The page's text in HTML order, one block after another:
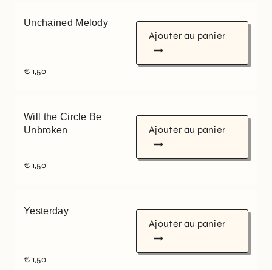
Unchained Melody
€ 1,50
Ajouter au panier
Will the Circle Be
Unbroken
€ 1,50
Ajouter au panier
Yesterday
€ 1,50
Ajouter au panier